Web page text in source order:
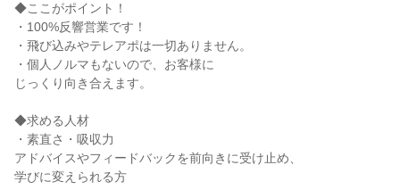
◆ここがポイント！
・100%反響営業です！
・飛び込みやテレアポは一切ありません。
・個人ノルマもないので、お客様に
じっくり向き合えます。
◆求める人材
・素直さ・吸収力
アドバイスやフィードバックを前向きに受け止め、
学びに変えられる方